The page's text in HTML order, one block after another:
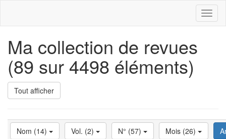
Ma collection de revues
(89 sur 4498 éléments)
Tout afficher
Nom (14) Vol. (2) N° (57) Mois (26)